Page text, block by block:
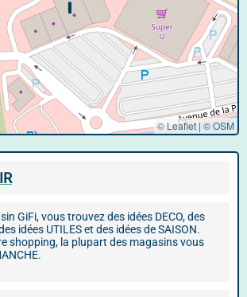
© Leaflet | ©OSM
GiFi, vous trouvez des idées DECO, des
idées UTILES et des idées de SAISON.
shopping, la plupart des magasins vous